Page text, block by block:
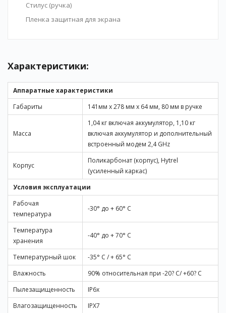
1
Уточнение деталей
2
Оформление
заказа
Выберите доступный прибор
Укажите срок аренды:
Cтоимость:
Срок аренды:
3 дня
Взять в аренду
Документы необходимы для взятия
прибора в аренду
может взять оборудование в аренду
предоставив основные реквизиты (Справка о регистрации
юридического лица, банковские реквизиты, копия
свидетельства о постановке на учет в налоговом органе.)
компании для проверки и составления договора.
Физическое лицо или ИП
предоставив Удостоверение личности и для ИП - справка
(талон) о регистрации в Egov.kz, оставить в компании залог
- отдельно определенный для каждого типа оборудования
и комплекта. Взятие без залога возможно, если
физическое лицо или ИП имеет безупречную финансовую
историю отношений с нашей компанией.
Стилус (ручка)
Пленка защитная для экрана
Характеристики:
Аппаратные характеристики
Габариты
141мм х 278 мм х 64 мм, 80 мм в ручке
Масса
1,04 кг включая аккумулятор, 1,10 кг
включая аккумулятор и дополнительный
встроенный модем 2,4 GHz
Корпус
Поликарбонат (корпус), Hytrel
(усиленный каркас)
Условия эксплуатации
Рабочая
температура
-30° до + 60° С
Температура
хранения
-40° до + 70° С
Температурный шок
-35° С / + 65° С
Влажность
90% относительная при -20? С/ +60? С
Пылезащищенность
IP6x
Влагозащищенность
IPX7